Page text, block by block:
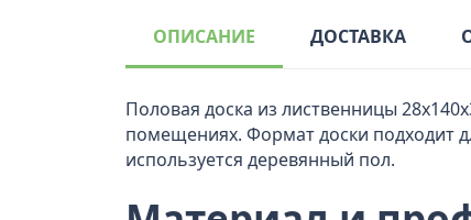
ОПИСАНИЕ ДОСТАВКА
Половая доска из лиственницы
помещениях. Формат доски подходит
используется деревянный пол.